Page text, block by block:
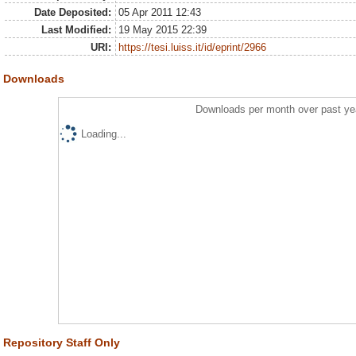
Date Deposited:
05 Apr 2011 12:43
Last Modified:
19 May 2015 22:39
URI:
https://tesi.luiss.it/id/eprint/2966
Downloads
Downloads per month over past
Loading...
Repository Staff Only